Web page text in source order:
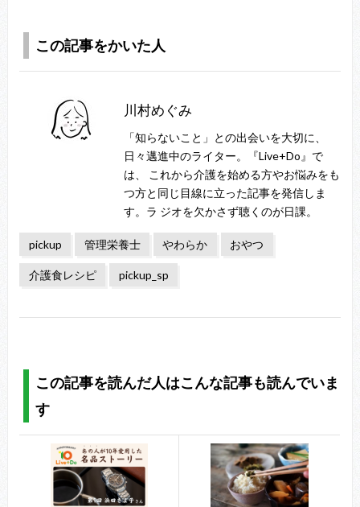
この記事をかいた人
川村めぐみ
「知らないこと」との出会いを大切に、
日々邁進中のライター。『Live+Do』で
は、 これから介護を始める方やお悩みをも
つ方と同じ目線に立った記事を発信しま
す。ラ ジオを欠かさず聴くのが日課。
pickup 管理栄養士 やわらか おやつ
介護食レシピ pickup_sp
この記事を読んだ人はこんな記事も読んでいま
す